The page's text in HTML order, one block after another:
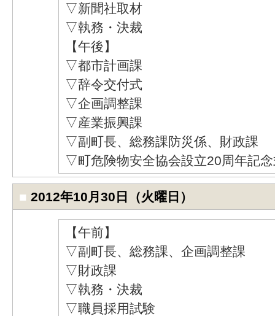
▽新聞社取材
▽執務・決裁
【午後】
▽都市計画課
▽辞令交付式
▽企画調整課
▽産業振興課
▽副町長、総務課防災係、財政課
▽町危険物安全協会設立20周年記
■ 2012年10月30日（火曜日）
【午前】
▽副町長、総務課、企画調整課
▽財政課
▽執務・決裁
▽職員採用試験